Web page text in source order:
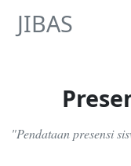
JIBAS
"Pendataan presensi